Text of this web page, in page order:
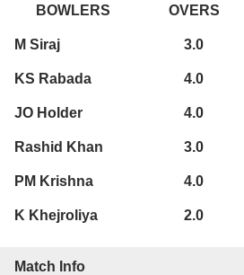
BOWLERS OVERS
M Siraj 3.0
KS Rabada 4.0
JO Holder 4.0
Rashid Khan 3.0
PM Krishna 4.0
K Khejroliya 2.0
Match Info